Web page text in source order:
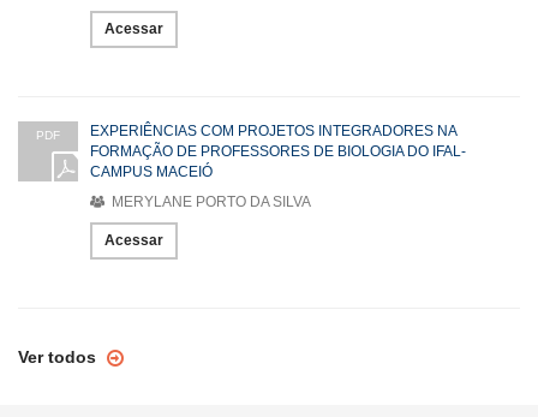
Acessar
PDF
EXPERIÊNCIAS COM PROJETOS INTEGRADORES NA
FORMAÇÃO DE PROFESSORES DE BIOLOGIA DO IFAL-
CAMPUS MACEIÓ
MERYLANE PORTO DA SILVA
Acessar
Ver todos